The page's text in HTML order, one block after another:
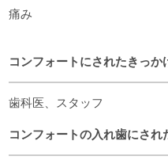
痛み
コンフォートにされたきっか
歯科医、スタッフ
コンフォートの入れ歯にされ